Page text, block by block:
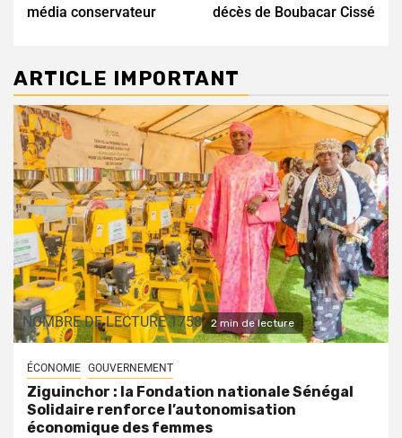
média conservateur décès de Boubacar Cissé
ARTICLE IMPORTANT
NOMBRE DE LECTURE 1758 2 min de lecture
ÉCONOMIE GOUVERNEMENT
Ziguinchor : la Fondation nationale Sénégal
Solidaire renforce l’autonomisation
économique des femmes